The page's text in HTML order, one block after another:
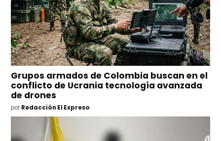
Grupos armados de Colombia buscan en el
conflicto de Ucrania tecnología avanzada
de drones
por Redacción El Expreso